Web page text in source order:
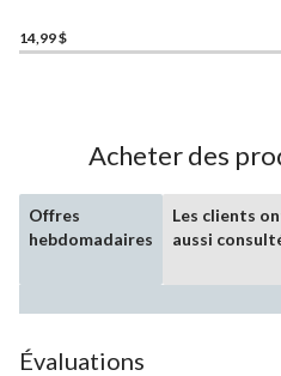
14,99 $
Acheter des
Offres
hebdomadaires
Les clients
aussi
Évaluations